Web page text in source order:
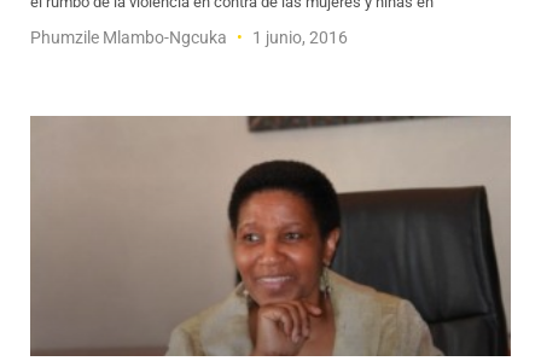
Phumzile Mlambo-Ngcuka 1 junio, 2016